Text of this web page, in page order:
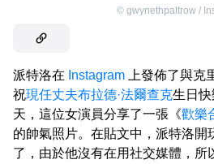
© gwynethpaltrow /
派特洛在 Instagram 上發佈了與克
祝現任丈夫布拉德·法爾查克生日
天，這位女演員分享了一張《歡樂
的帥氣照片。在貼文中，派特洛開
了，由於他沒有在用社交媒體，所